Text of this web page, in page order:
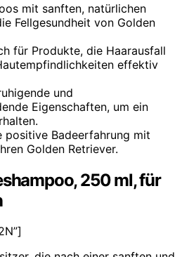
mit sanften, natürlichen
Fellgesundheit von Golden
für Produkte, die Haarausfall
effektiv
und
Eigenschaften, um ein
positive Badeerfahrung mit
Golden Retriever.
250 ml, für